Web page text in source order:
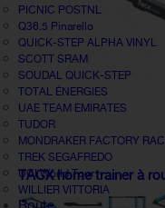
PICNIC POSTNL
Q36.5 Pinarello
QUICK-STEP ALPHA VINYL
SCOTT SRAM
SOUDAL QUICK-STEP
TOTAL ÉNERGIES
UAE TEAM EMIRATES
TUDOR
MONDRAKER FACTORY
TREK SEGAFREDO
UCI World Tour
WILLIER VITTORIA
TACX home trainer à